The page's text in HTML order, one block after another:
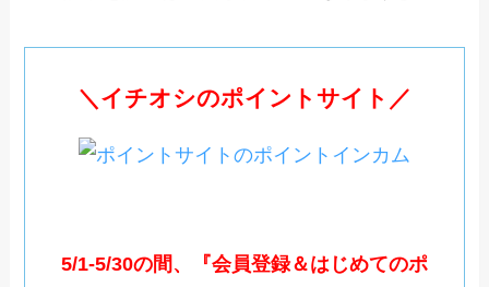
＼イチオシのポイントサイト／
5/1-5/30の間、『会員登録＆はじめてのポ